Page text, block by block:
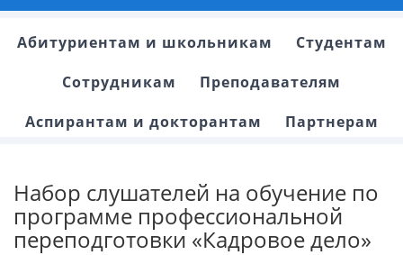
Абитуриентам и школьникам
Студентам
Сотрудникам
Преподавателям
Аспирантам и докторантам
Партнерам
Набор слушателей на обучение по
программе профессиональной
переподготовки «Кадровое дело»